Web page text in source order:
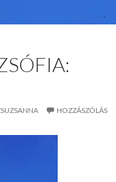
HOZZÁSZÓLÁS